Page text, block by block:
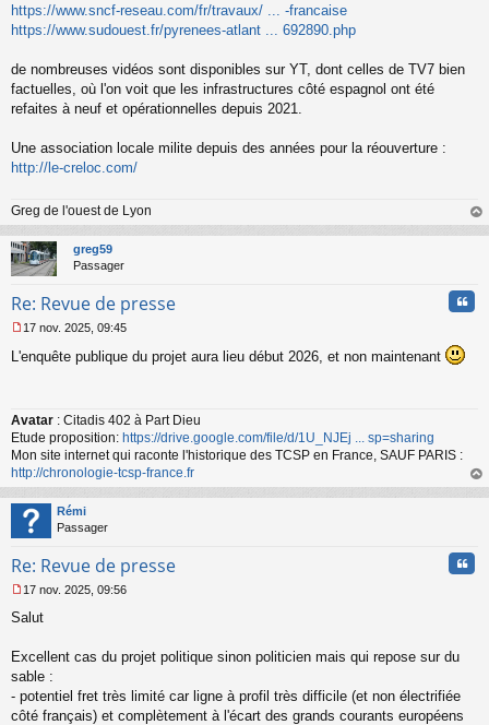
o
n
https://www.sncf-reseau.com/fr/travaux/ ... -francaise
https://www.sudouest.fr/pyrenees-atlant ... 692890.php
de nombreuses vidéos sont disponibles sur YT, dont celles de TV7 bien
factuelles, où l'on voit que les infrastructures côté espagnol ont été
refaites à neuf et opérationnelles depuis 2021.
Une association locale milite depuis des années pour la réouverture :
http://le-creloc.com/
Greg de l'ouest de Lyon
au
greg59
Passager
Re: Revue de presse
e
g
e
n
o
n
l
u
17 nov. 2025, 09:45
L'enquête publique du projet aura lieu début 2026, et non maintenant
Avatar : Citadis 402 à Part Dieu
Etude proposition: https://drive.google.com/file/d/1U_NJEj ... sp=sharing
Mon site internet qui raconte l'historique des TCSP en France, SAUF PARIS :
http://chronologie-tcsp-france.fr
au
Rémi
Passager
Re: Revue de presse
e
g
e
n
17 nov. 2025, 09:56
Salut
Excellent cas du projet politique sinon politicien mais qui repose sur du
sable :
- potentiel fret très limité car ligne à profil très difficile (et non électrifiée
côté français) et complètement à l'écart des grands courants européens